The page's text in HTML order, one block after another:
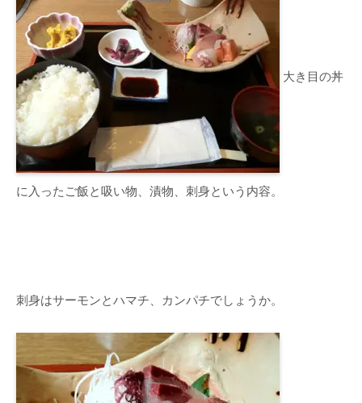
大き目の丼
に入ったご飯と吸い物、漬物、刺身という内容。
刺身はサーモンとハマチ、カンパチでしょうか。